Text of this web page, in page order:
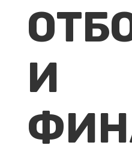
И